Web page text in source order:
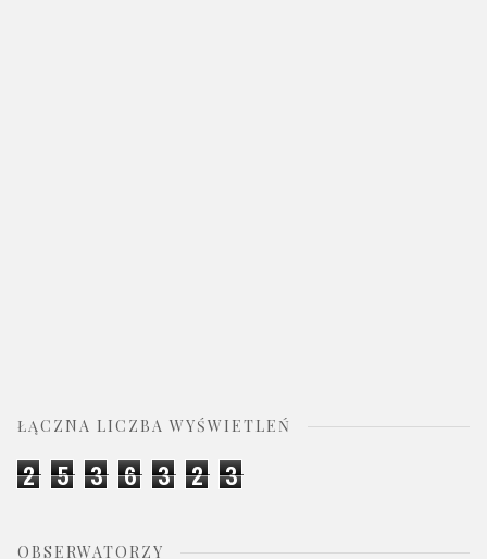
ŁĄCZNA LICZBA WYŚWIETLEŃ
2 5 3 6 3 2 3
OBSERWATORZY